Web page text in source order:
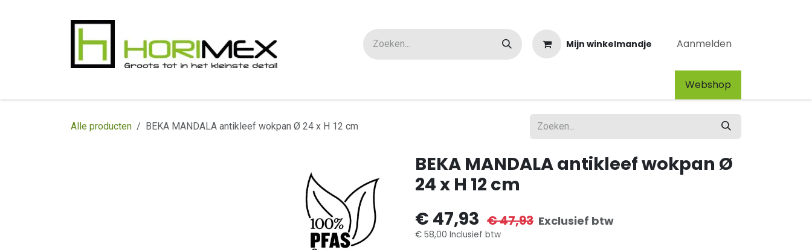
Mijn winkelmandje Aanmelden
Webshop​
Alle producten BEKA MANDALA antikleef wokpan Ø 24 x H 12 cm
BEKA MANDALA antikleef wokpan Ø
24 x H 12 cm
€ 47,93 €47,93 Exclusief btw
€ 58,00 Inclusief btw